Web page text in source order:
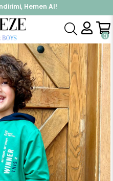
Hemen Al!
Kap, Hemen Üye Ol!
0
Takımı Erkek Çocuk Eşofman Takım Kapüşonlu Yazı Baskılı Koyu Yeşil (9 Yaş)